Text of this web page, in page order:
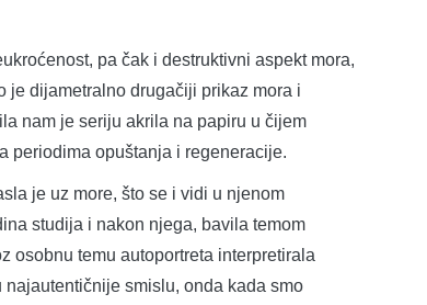
pa čak i destruktivni aspekt mora,
je dijametralno drugačiji prikaz mora i
nam je seriju akrila na papiru u čijem
periodima opuštanja i regeneracije.
je uz more, što se i vidi u njenom
studija i nakon njega, bavila temom
osobnu temu autoportreta interpretirala
smislu, onda kada smo